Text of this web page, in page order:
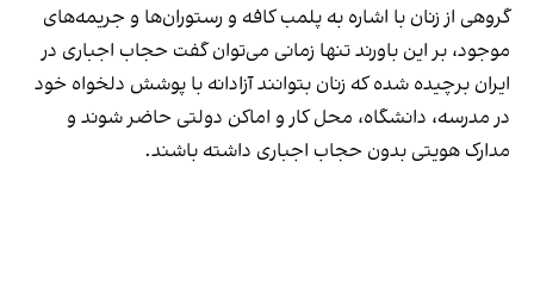
گروهی از زنان با اشاره به پلمب کافه و رستوران‌ها و جریمه‌های
موجود، بر این باورند تنها زمانی می‌توان گفت حجاب اجباری در
ایران برچیده شده که زنان بتوانند آزادانه با پوشش دلخواه خود
در مدرسه، دانشگاه، محل کار و اماکن دولتی حاضر شوند و
مدارک هویتی بدون حجاب اجباری داشته باشند.